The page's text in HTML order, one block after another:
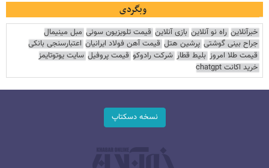
وبگردی
خبرآنلاین راه نو آنلاین بازی آنلاین قیمت تلویزیون سونی مبل مینیمال
جراح بینی گوشتی پرشین هتل قیمت آهن فولاد ایرانیان اعتبارسنجی بانکی
قیمت طلا امروز بلیط قطار شرکت رادوکو قیمت پروفیل سایت یوتوتایمز
خرید اکانت chatgpt
نسخه دسکتاپ